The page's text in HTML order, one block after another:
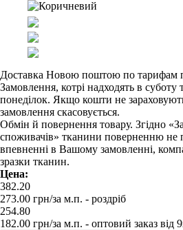
Доставка Новою поштою по тарифам
Замовлення, котрі надходять в
понеділок. Якщо кошти не
замовлення скасовується.
Обмін й повернення товару. Згідно
споживачів» тканини поверненню
впевненні в Вашому замовленні,
зразки тканин.
Цена:
382.20
273.00 грн/за м.п. - роздрiб
254.80
182.00 грн/за м.п. - оптовий заказ вiд